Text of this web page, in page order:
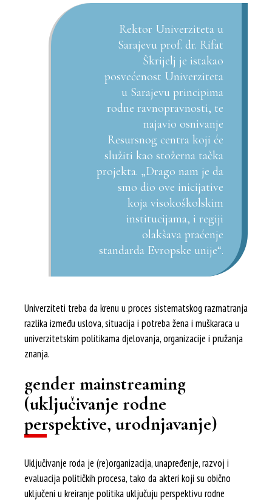
Rektor Univerziteta u
Sarajevu prof. dr. Rifat
Škrijelj je istakao
posvećenost Univerziteta
u Sarajevu principima
rodne ravnopravnosti, te
najavio osnivanje
Resursnog centra koji će
služiti kao stožerna tačka
projekta. „Drago nam je da
smo dio ove inicijative
koja visokoškolskim
institucijama, i regiji
olakšava praćenje
standarda Evropske unije“.
Univerziteti treba da krenu u proces sistematskog razmatranja
razlika između uslova, situacija i potreba žena i muškaraca u
univerzitetskim politikama djelovanja, organizacije i pružanja
znanja.
gender mainstreaming
(uključivanje rodne
perspektive, urodnjavanje)
Uključivanje roda je (re)organizacija, unapređenje, razvoj i
evaluacija političkih procesa, tako da akteri koji su obično
uključeni u kreiranje politika uključuju perspektivu rodne